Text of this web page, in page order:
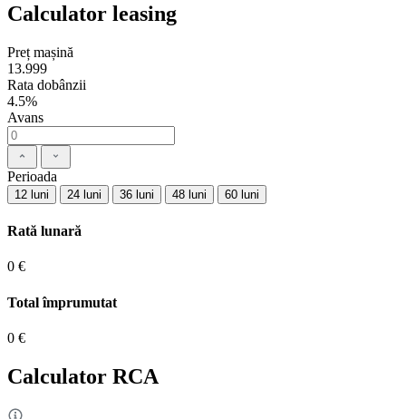
Calculator leasing
Preț mașină
13.999
Rata dobânzii
4.5%
Avans
Perioada
12 luni 24 luni 36 luni 48 luni 60 luni
Rată lunară
0 €
Total împrumutat
0 €
Calculator RCA